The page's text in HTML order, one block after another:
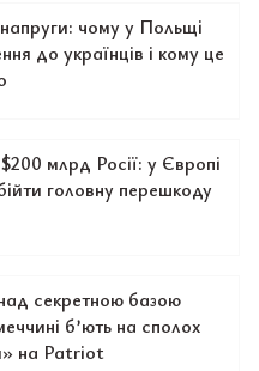
чому у Польщі
до українців і кому це
млрд Росії: у Європі
головну перешкоду
секретною базою
б’ють на сполох
на Patriot